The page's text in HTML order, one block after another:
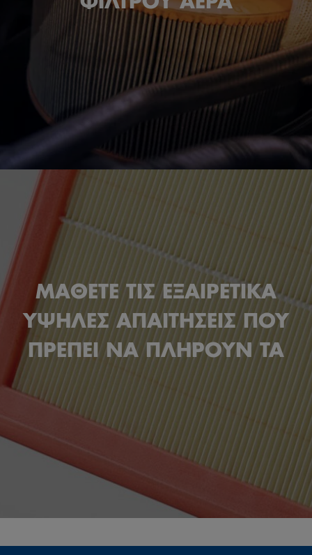
ΜΑΘΕΤΕ ΤΙΣ ΕΞΑΙΡΕΤΙΚΑ
ΥΨΗΛΕΣ ΑΠΑΙΤΗΣΕΙΣ ΠΟΥ
ΠΡΕΠΕΙ ΝΑ ΠΛΗΡΟΥΝ ΤΑ